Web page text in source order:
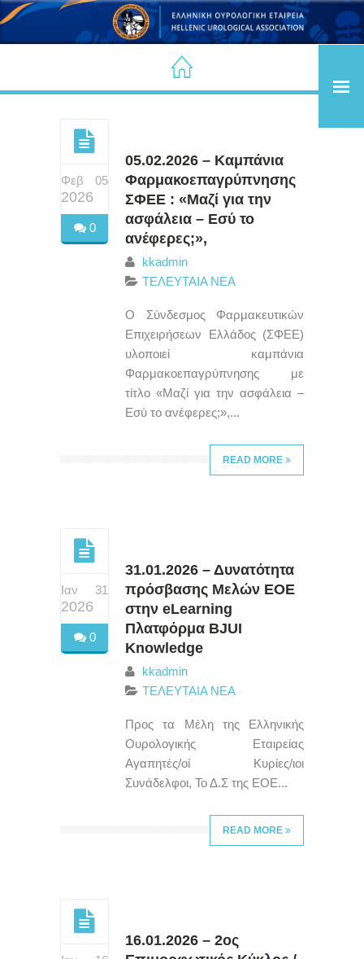
Φεβ 05
2026
0
05.02.2026 – Καμπάνια
Φαρμακοεπαγρύπνησης
ΣΦΕΕ : «Μαζί για την
ασφάλεια – Εσύ το
ανέφερες;»,
kkadmin
ΤΕΛΕΥΤΑΙΑ ΝΕΑ
Ο Σύνδεσμος Φαρμακευτικών
Επιχειρήσεων Ελλάδος (ΣΦΕΕ)
υλοποιεί καμπάνια
Φαρμακοεπαγρύπνησης με
τίτλο «Μαζί για την ασφάλεια –
Εσύ το ανέφερες;»,...
READ MORE
Ιαν 31
2026
0
31.01.2026 – Δυνατότητα
πρόσβασης Μελών ΕΟΕ
στην eLearning
Πλατφόρμα BJUI
Knowledge
kkadmin
ΤΕΛΕΥΤΑΙΑ ΝΕΑ
Προς τα Μέλη της Ελληνικής
Ουρολογικής Εταιρείας
Αγαπητές/οί Κυρίες/ιοι
Συνάδελφοι, Το Δ.Σ της ΕΟΕ...
READ MORE
16.01.2026 – 2ος